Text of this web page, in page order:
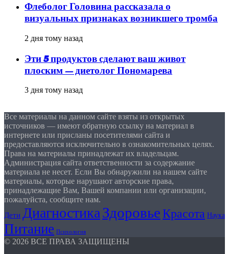
Флеболог Головина рассказала о
визуальных признаках возникшего тромба
2 дня тому назад
Эти 5 продуктов сделают ваш живот
плоским — диетолог Пономарева
3 дня тому назад
Все материалы на данном сайте взяты из открытых
источников — имеют обратную ссылку на материал в
интернете или присланы посетителями сайта и
предоставляются исключительно в ознакомительных целях.
Права на материалы принадлежат их владельцам.
Администрация сайта ответственности за содержание
материала не несет. Если Вы обнаружили на нашем сайте
материалы, которые нарушают авторские права,
принадлежащие Вам, Вашей компании или организации,
пожалуйста, сообщите нам.
Дети ДиагностикаЗдоровьеКрасота Наука
Питание Психология
© 2026 ВСЕ ПРАВА ЗАЩИЩЕНЫ